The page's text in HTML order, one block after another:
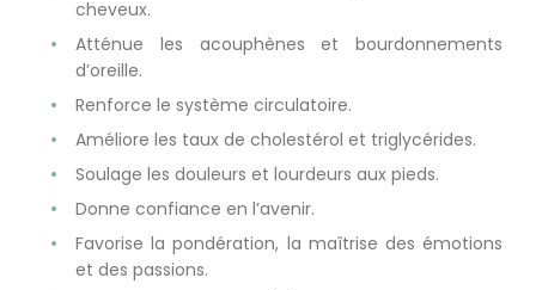
cheveux.
Atténue les acouphènes et bourdonnements
d’oreille.
Renforce le système circulatoire.
Améliore les taux de cholestérol et triglycérides.
Soulage les douleurs et lourdeurs aux pieds.
Donne confiance en l’avenir.
Favorise la pondération, la maîtrise des émotions
et des passions.